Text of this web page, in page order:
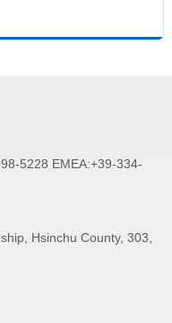
5228 EMEA:+39-334-
Hsinchu County, 303,